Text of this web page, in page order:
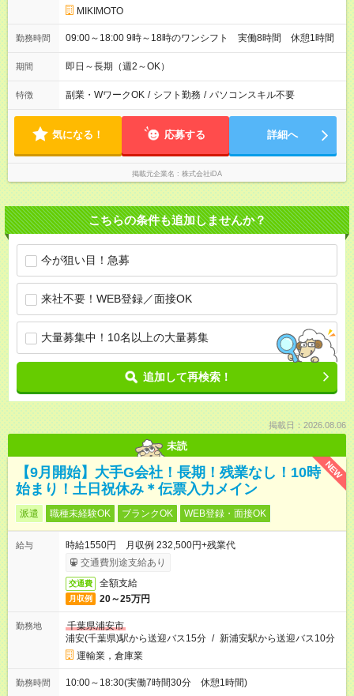
MIKIMOTO
勤務時間 09:00～18:00 9時～18時のワンシフト 実働8時間 休憩1時間
期間 即日～長期（週2～OK）
特徴 副業・WワークOK / シフト勤務 / パソコンスキル不要
気になる！ 応募する 詳細へ
掲載元企業名 株式会社iDA
こちらの条件も追加しませんか？
今が狙い目！急募
来社不要！WEB登録／面接OK
大量募集中！10名以上の大量募集
追加して再検索！
掲載日：2026.08.06
未読
NEW
【9月開始】大手G会社！長期！残業なし！10時
始まり！土日祝休み＊伝票入力メイン
派遣 職種未経験OK ブランクOK WEB登録・面接OK
給与
時給1550円 月収例 232,500円+残業代
交通費別途支給あり
交通費 全額支給
月収例 20～25万円
勤務地
千葉県浦安市
浦安(千葉県)駅から送迎バス15分 / 新浦安駅から送迎バス10分
運輸業，倉庫業
勤務時間 10:00～18:30(実働7時間30分 休憩1時間)